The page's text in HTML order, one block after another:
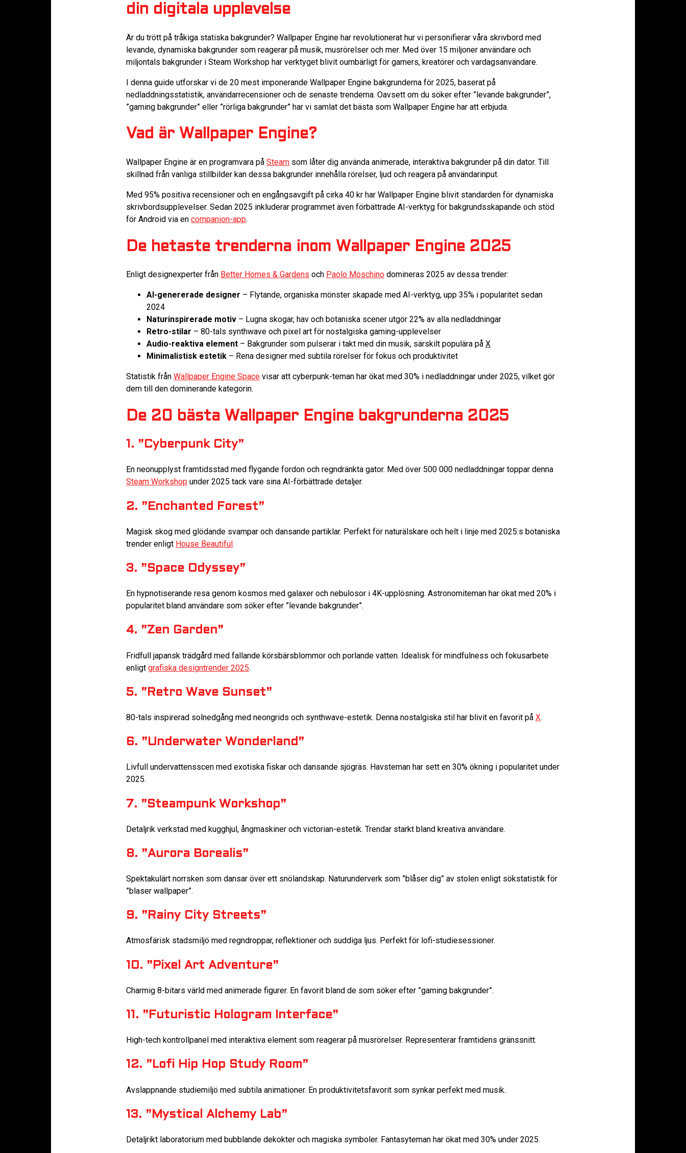
din digitala upplevelse
Är du trött på tråkiga statiska bakgrunder? Wallpaper Engine har revolutionerat hur vi personifierar våra skrivbord med
levande, dynamiska bakgrunder som reagerar på musik, musrörelser och mer. Med över 15 miljoner användare och
miljontals bakgrunder i Steam Workshop har verktyget blivit oumbärligt för gamers, kreatörer och vardagsanvändare.
I denna guide utforskar vi de 20 mest imponerande Wallpaper Engine bakgrunderna för 2025, baserat på
nedladdningsstatistik, användarrecensioner och de senaste trenderna. Oavsett om du söker efter ”levande bakgrunder”,
”gaming bakgrunder” eller ”rörliga bakgrunder” har vi samlat det bästa som Wallpaper Engine har att erbjuda.
Vad är Wallpaper Engine?
Wallpaper Engine är en programvara på Steam som låter dig använda animerade, interaktiva bakgrunder på din dator. Till
skillnad från vanliga stillbilder kan dessa bakgrunder innehålla rörelser, ljud och reagera på användarinput.
Med 95% positiva recensioner och en engångsavgift på cirka 40 kr har Wallpaper Engine blivit standarden för dynamiska
skrivbordsupplevelser. Sedan 2025 inkluderar programmet även förbättrade AI-verktyg för bakgrundsskapande och stöd
för Android via en companion-app.
De hetaste trenderna inom Wallpaper Engine 2025
Enligt designexperter från Better Homes & Gardens och Paolo Moschino domineras 2025 av dessa trender:
AI-genererade designer – Flytande, organiska mönster skapade med AI-verktyg, upp 35% i popularitet sedan
2024
Naturinspirerade motiv – Lugna skogar, hav och botaniska scener utgör 22% av alla nedladdningar
Retro-stilar – 80-tals synthwave och pixel art för nostalgiska gaming-upplevelser
Audio-reaktiva element – Bakgrunder som pulserar i takt med din musik, särskilt populära på X
Minimalistisk estetik – Rena designer med subtila rörelser för fokus och produktivitet
Statistik från Wallpaper Engine Space visar att cyberpunk-teman har ökat med 30% i nedladdningar under 2025, vilket gör
dem till den dominerande kategorin.
De 20 bästa Wallpaper Engine bakgrunderna 2025
1. ”Cyberpunk City”
En neonupplyst framtidsstad med flygande fordon och regndränkta gator. Med över 500 000 nedladdningar toppar denna
Steam Workshop under 2025 tack vare sina AI-förbättrade detaljer.
2. ”Enchanted Forest”
Magisk skog med glödande svampar och dansande partiklar. Perfekt för naturälskare och helt i linje med 2025:s botaniska
trender enligt House Beautiful.
3. ”Space Odyssey”
En hypnotiserande resa genom kosmos med galaxer och nebulosor i 4K-upplösning. Astronomiteman har ökat med 20% i
popularitet bland användare som söker efter ”levande bakgrunder”.
4. ”Zen Garden”
Fridfull japansk trädgård med fallande körsbärsblommor och porlande vatten. Idealisk för mindfulness och fokusarbete
enligt grafiska designtrender 2025.
5. ”Retro Wave Sunset”
80-tals inspirerad solnedgång med neongrids och synthwave-estetik. Denna nostalgiska stil har blivit en favorit på X.
6. ”Underwater Wonderland”
Livfull undervattensscen med exotiska fiskar och dansande sjögräs. Havsteman har sett en 30% ökning i popularitet under
2025.
7. ”Steampunk Workshop”
Detaljrik verkstad med kugghjul, ångmaskiner och victorian-estetik. Trendar starkt bland kreativa användare.
8. ”Aurora Borealis”
Spektakulärt norrsken som dansar över ett snölandskap. Naturunderverk som ”blåser dig” av stolen enligt sökstatistik för
”blaser wallpaper”.
9. ”Rainy City Streets”
Atmosfärisk stadsmiljö med regndroppar, reflektioner och suddiga ljus. Perfekt för lofi-studiesessioner.
10. ”Pixel Art Adventure”
Charmig 8-bitars värld med animerade figurer. En favorit bland de som söker efter ”gaming bakgrunder”.
11. ”Futuristic Hologram Interface”
High-tech kontrollpanel med interaktiva element som reagerar på musrörelser. Representerar framtidens gränssnitt.
12. ”Lofi Hip Hop Study Room”
Avslappnande studiemiljö med subtila animationer. En produktivitetsfavorit som synkar perfekt med musik.
13. ”Mystical Alchemy Lab”
Detaljrikt laboratorium med bubblande dekokter och magiska symboler. Fantasyteman har ökat med 30% under 2025.